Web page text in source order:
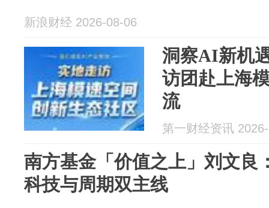
新浪财经 2026-08-06
洞察AI新机
访团赴上海
流
第一财经资讯
南方基金「价值之上」刘文良
科技与周期双主线